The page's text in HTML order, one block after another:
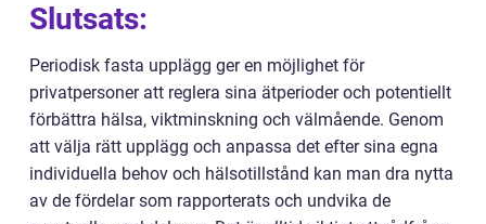
Slutsats:
Periodisk fasta upplägg ger en möjlighet för
privatpersoner att reglera sina ätperioder och potentiellt
förbättra hälsa, viktminskning och välmående. Genom
att välja rätt upplägg och anpassa det efter sina egna
individuella behov och hälsotillstånd kan man dra nytta
av de fördelar som rapporterats och undvika de